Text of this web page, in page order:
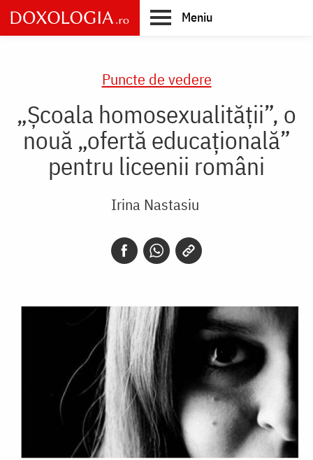
Skip
to
main
Meniu
Puncte de vedere
„Școala homosexualității”, o
nouă „ofertă educațională”
pentru liceenii români
Irina Nastasiu